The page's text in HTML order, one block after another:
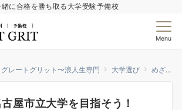
に合格を勝ち取る大学受験予備校
Menu
グレートグリット〜浪人生専門 大学選び めざせ！人気国公立大学！
屋市立大学を目指そう！